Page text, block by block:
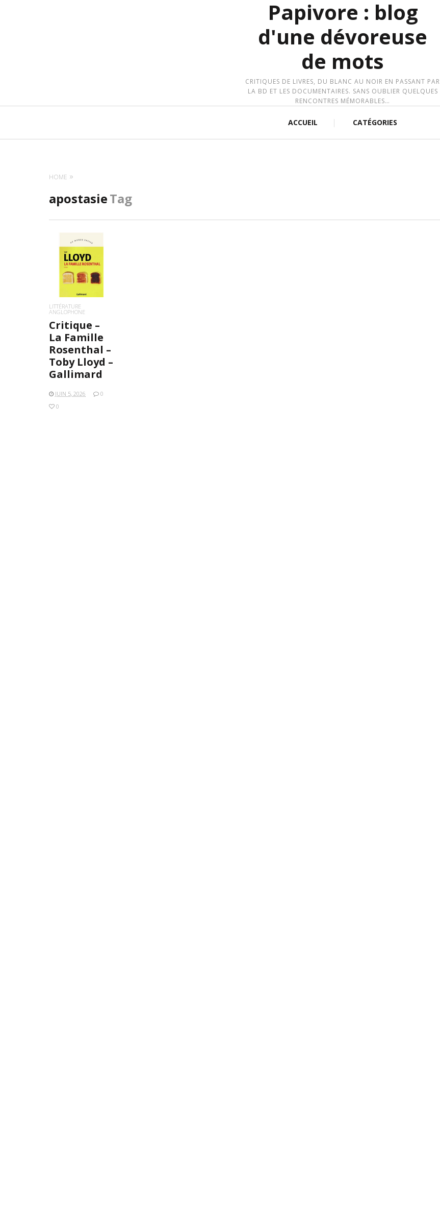
Papivore : blog
d'une dévoreuse
de mots
CRITIQUES DE LIVRES, DU BLANC AU NOIR EN PASSANT PAR
LA BD ET LES DOCUMENTAIRES. SANS OUBLIER QUELQUES
RENCONTRES MÉMORABLES…
ACCUEIL CATÉGORIES
HOME
apostasieTag
LIRE LA SUITE
LITTÉRATURE
ANGLOPHONE
Critique –
La Famille
Rosenthal –
Toby Lloyd –
Gallimard
JUIN 5, 2026
0
0